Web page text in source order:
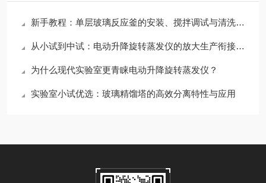
新手教程：单层玻璃反应釜的安装、搅拌调试与清洗步骤
​从小试到中试：电动升降旋转蒸发仪的放大生产衔接技巧
为什么现代实验室更青睐电动升降旋转蒸发仪？
实验室小试优选：玻璃精馏塔的高效分离特性与应用